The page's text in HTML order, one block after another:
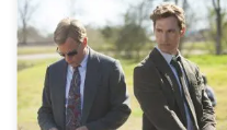
子どもが流れ弾に当たったといっ
た事件から、積極的安楽死を啓蒙
するケヴォーキアン医師の事件、
政治家の汚職、さらにはニューヨ
ークのマフィア組織で5大ファミ
リーの一つ、ガンビーノ一家とボ